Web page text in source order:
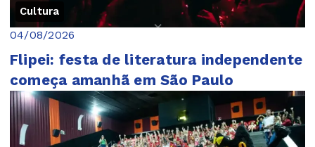
Cultura
04/08/2026
Flipei: festa de literatura independente
começa amanhã em São Paulo